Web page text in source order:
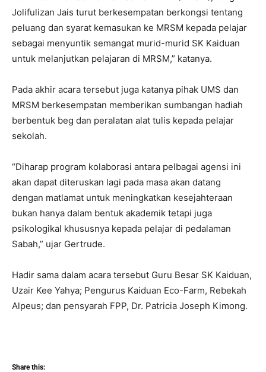
Jolifulizan Jais turut berkesempatan berkongsi tentang
peluang dan syarat kemasukan ke MRSM kepada pelajar
sebagai menyuntik semangat murid-murid SK Kaiduan
untuk melanjutkan pelajaran di MRSM,” katanya.
Pada akhir acara tersebut juga katanya pihak UMS dan
MRSM berkesempatan memberikan sumbangan hadiah
berbentuk beg dan peralatan alat tulis kepada pelajar
sekolah.
“Diharap program kolaborasi antara pelbagai agensi ini
akan dapat diteruskan lagi pada masa akan datang
dengan matlamat untuk meningkatkan kesejahteraan
bukan hanya dalam bentuk akademik tetapi juga
psikologikal khususnya kepada pelajar di pedalaman
Sabah,” ujar Gertrude.
Hadir sama dalam acara tersebut Guru Besar SK Kaiduan,
Uzair Kee Yahya; Pengurus Kaiduan Eco-Farm, Rebekah
Alpeus; dan pensyarah FPP, Dr. Patricia Joseph Kimong.
Share this: